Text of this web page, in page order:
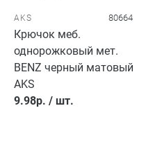
AKS 80664
Крючок меб.
однорожковый мет.
BENZ черный матовый
AKS
9.98р. / шт.